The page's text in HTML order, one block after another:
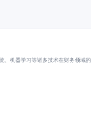
、机器学习等诸多技术在财务领域的